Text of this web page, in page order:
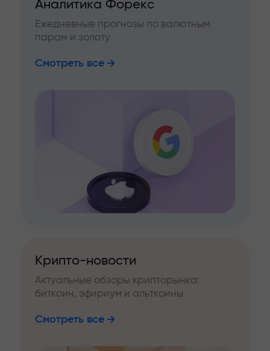
Аналитика Форекс
Ежедневные прогнозы по валютным
парам и золоту
Смотреть все
Крипто-новости
Актуальные обзоры крипторынка:
биткоин, эфириум и альткоины
Смотреть все